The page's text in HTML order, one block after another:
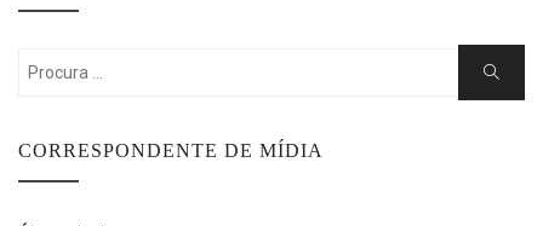
Search
Search
CORRESPONDENTE DE MÍDIA